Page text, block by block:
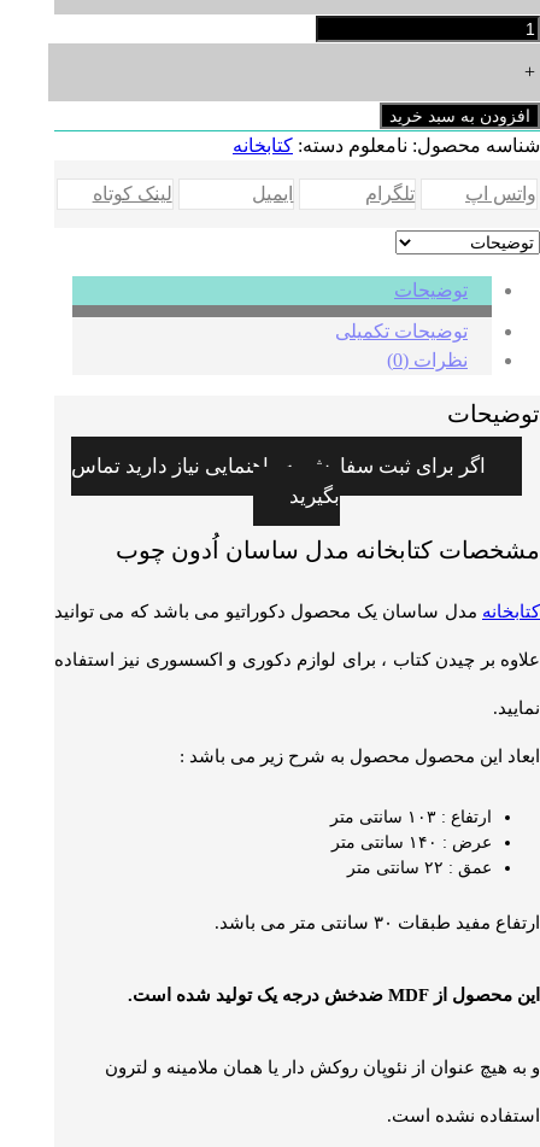
ساسان
عدد
+
افزودن به سبد خرید
شناسه محصول: نامعلوم دسته: کتابخانه
واتس اپ تلگرام ایمیل لینک کوتاه
توضیحات
توضیحات تکمیلی
نظرات (0)
توضیحات
اگر برای ثبت سفارش به راهنمایی نیاز دارید تماس
بگیرید
مشخصات کتابخانه مدل ساسان اُدون چوب
کتابخانه مدل ساسان یک محصول دکوراتیو می باشد که می توانید
علاوه بر چیدن کتاب ، برای لوازم دکوری و اکسسوری نیز استفاده
نمایید.
ابعاد این محصول محصول به شرح زیر می باشد :
ارتفاع : ۱۰۳ سانتی متر
عرض : ۱۴۰ سانتی متر
عمق : ۲۲ سانتی متر
ارتفاع مفید طبقات ۳۰ سانتی متر می باشد.
این محصول از MDF ضدخش درجه یک تولید شده است.
و به هیچ عنوان از نئوپان روکش دار یا همان ملامینه و لترون
استفاده نشده است.